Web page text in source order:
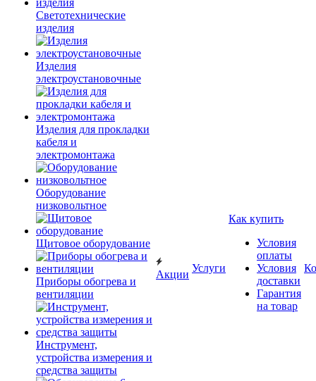
Светотехнические
изделия
Изделия
электроустановочные
Изделия для прокладки
кабеля и
электромонтажа
Оборудование
низковольтное
Щитовое оборудование
Приборы обогрева и
вентиляции
Инструмент,
устройства измерения и
средства защиты
Акции
Услуги
Как купить
Условия
оплаты
Условия
доставки
Гарантия
на товар